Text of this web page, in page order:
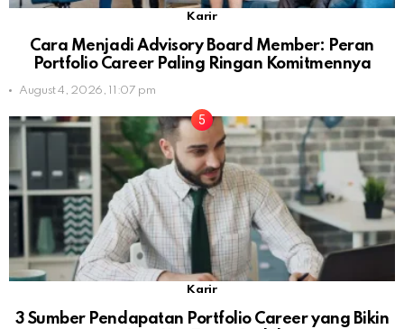
Karir
Cara Menjadi Advisory Board Member: Peran
Portfolio Career Paling Ringan Komitmennya
August 4, 2026, 11:07 pm
Karir
3 Sumber Pendapatan Portfolio Career yang Bikin